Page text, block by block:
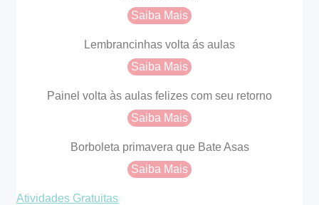
Saiba Mais
Lembrancinhas volta ás aulas
Saiba Mais
Painel volta às aulas felizes com seu retorno
Saiba Mais
Borboleta primavera que Bate Asas
Saiba Mais
Atividades Gratuitas